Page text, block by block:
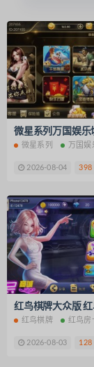
微星系列万国娱乐
微星系列 万国娱
2026-08-04 398
红鸟棋牌 红鸟房
2026-08-03 128